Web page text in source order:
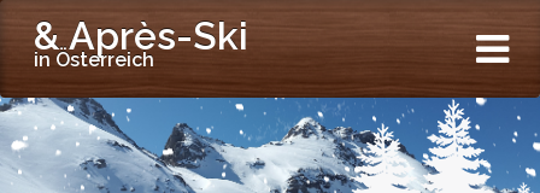
& Après-Ski
in Österreich